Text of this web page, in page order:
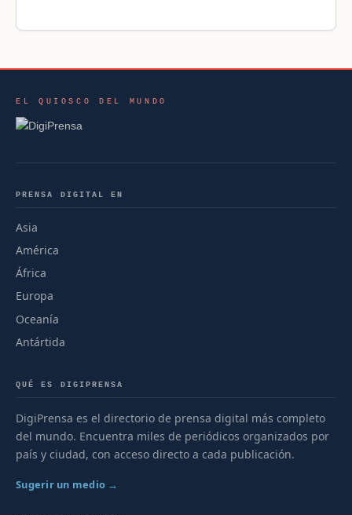
EL QUIOSCO DEL MUNDO
PRENSA DIGITAL EN
Asia
América
África
Europa
Oceanía
Antártida
QUÉ ES DIGIPRENSA
DigiPrensa es el directorio de prensa digital más completo
del mundo. Encuentra miles de periódicos organizados por
país y ciudad, con acceso directo a cada publicación.
Sugerir un medio →